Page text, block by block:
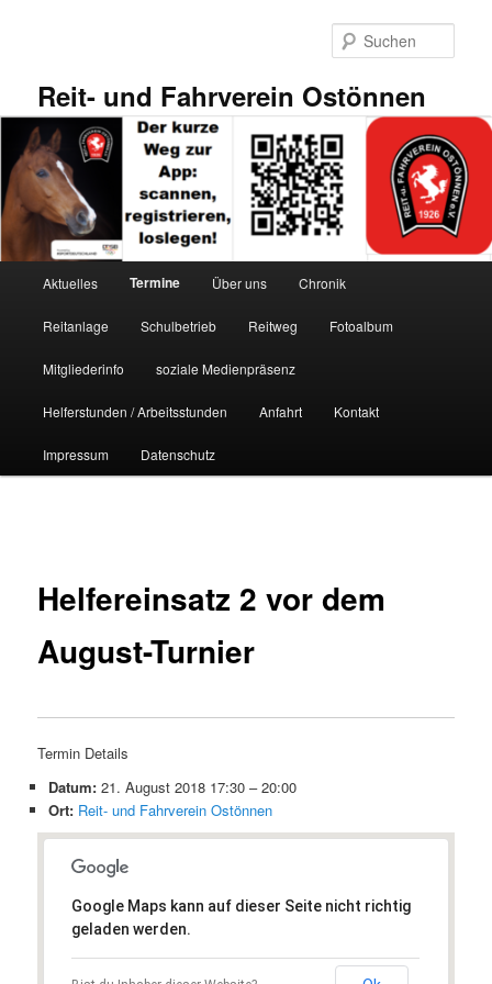
Reit- und Fahrverein Ostönnen
Aktuelles Termine Über uns Chronik
Reitanlage Schulbetrieb Reitweg Fotoalbum
Mitgliederinfo soziale Medienpräsenz
Helferstunden / Arbeitsstunden Anfahrt Kontakt
Impressum Datenschutz
Helfereinsatz 2 vor dem
August-Turnier
Termin Details
Datum: 21. August 2018 17:30 –20:00
Ort: Reit- und Fahrverein Ostönnen
Google Maps kann auf dieser Seite nicht richtig
geladen werden.